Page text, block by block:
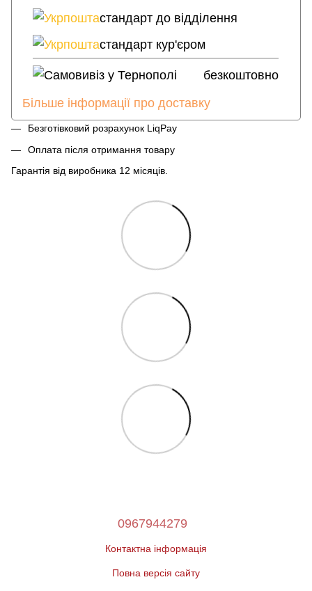
Укрпоштастандарт до відділення
Укрпоштастандарт кур'єром
Самовивіз у Тернополі
безкоштовно
Більше інформації про доставку
Безготівковий розрахунок LiqPay
Оплата після отримання товару
Гарантія від виробника 12 місяців.
0967944279
Контактна інформація
Повна версія сайту